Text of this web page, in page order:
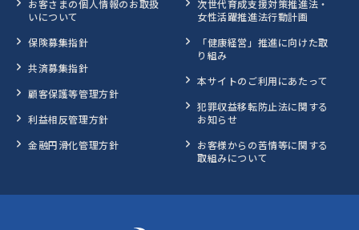
お客さまの個人情報のお取扱
いについて
保険募集指針
共済募集指針
顧客保護等管理方針
利益相反管理方針
金融円滑化管理方針
次世代育成支援対策推進法・
女性活躍推進法行動計画
「健康経営」推進に向けた取
り組み
本サイトのご利用にあたって
犯罪収益移転防止法に関する
お知らせ
お客様からの苦情等に関する
取組みについて